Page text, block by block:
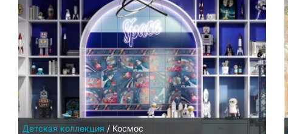
Детская коллекция / Космос